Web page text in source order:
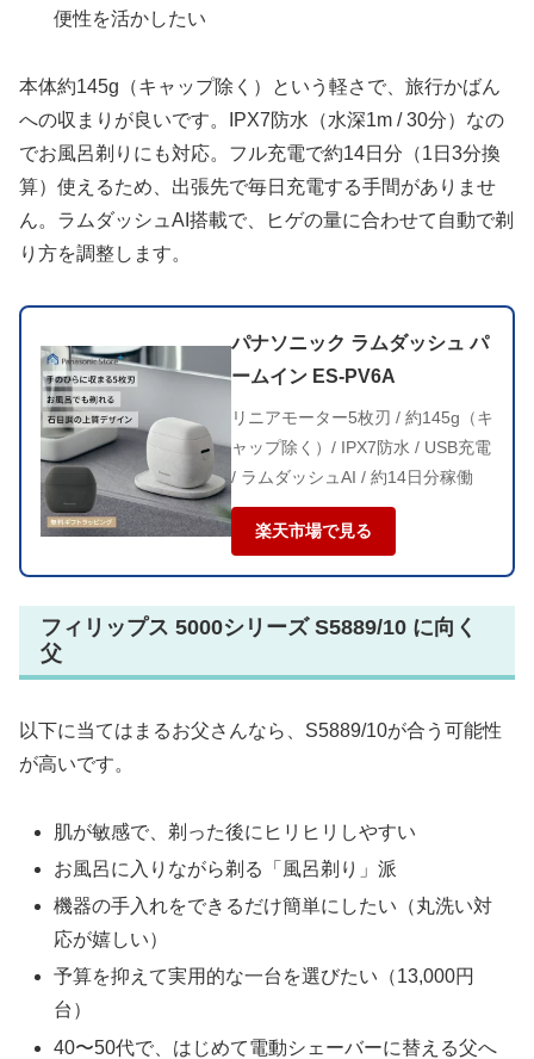
便性を活かしたい
本体約145g（キャップ除く）という軽さで、旅行かばん
への収まりが良いです。IPX7防水（水深1m / 30分）なの
でお風呂剃りにも対応。フル充電で約14日分（1日3分換
算）使えるため、出張先で毎日充電する手間がありませ
ん。ラムダッシュAI搭載で、ヒゲの量に合わせて自動で剃
り方を調整します。
パナソニック ラムダッシュ パ
ームイン ES-PV6A
リニアモーター5枚刃 / 約145g（キ
ャップ除く）/ IPX7防水 / USB充電
/ ラムダッシュAI / 約14日分稼働
楽天市場で見る
フィリップス 5000シリーズ S5889/10 に向く
父
以下に当てはまるお父さんなら、S5889/10が合う可能性
が高いです。
肌が敏感で、剃った後にヒリヒリしやすい
お風呂に入りながら剃る「風呂剃り」派
機器の手入れをできるだけ簡単にしたい（丸洗い対
応が嬉しい）
予算を抑えて実用的な一台を選びたい（13,000円
台）
40〜50代で、はじめて電動シェーバーに替える父へ